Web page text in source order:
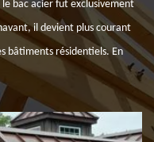
bac acier fut exclusivement
il devient plus courant
bâtiments résidentiels. En